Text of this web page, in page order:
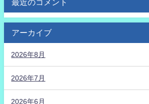
最近のコメント
アーカイブ
2026年8月
2026年7月
2026年6月